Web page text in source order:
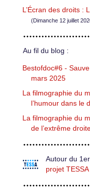
L’Écran des droits :
(Dimanche 12 juillet
Au fil du blog :
Bestofdoc#6 -
mars 2025
La filmographie du
l’humour dans le
La filmographie du
de l’extrême
Autour du
projet TESSA